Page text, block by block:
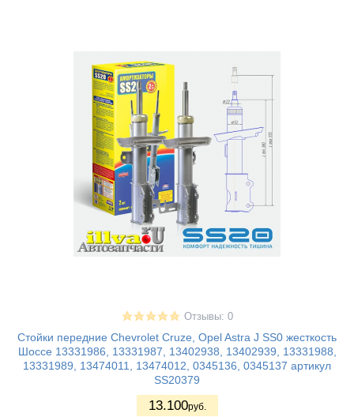
Отзывы: 0
Стойки передние Chevrolet Cruze, Opel Astra J SS0 жесткость
Шоссе 13331986, 13331987, 13402938, 13402939, 13331988,
13331989, 13474011, 13474012, 0345136, 0345137 артикул
SS20379
13.100руб.